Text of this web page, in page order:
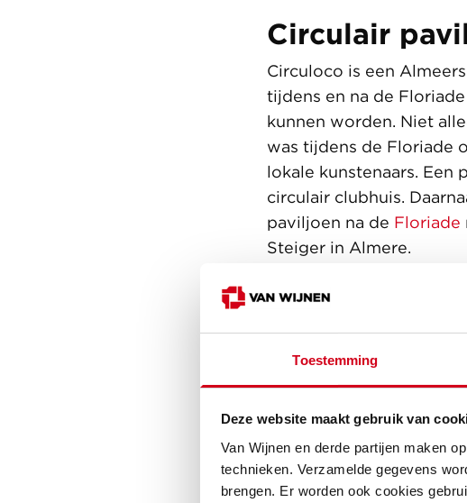
Toestemming
Deze website maakt gebruik van
Van Wijnen en derde partijen maken
technieken. Verzamelde gegevens
brengen. Er worden ook cookies
Circulair
Circuloco is een
tijdens en na de
kunnen worden. Niet
was tijdens de Floriade
lokale kunstenaars. Een
circulair clubhuis.
paviljoen na de Floriade
Steiger in Almere.